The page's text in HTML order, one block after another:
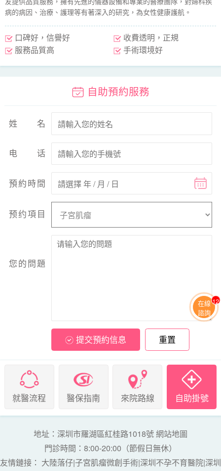
病的病因、治療、護理等有著深入的研究，為女性健康護航。
口碑好，信譽好
服務品質高
收費透明，正規
手術環境好
自助預約服務
姓名
电话
預約時間
预约項目
您的問題
提交預約信息 重置
就醫流程 醫保指南 來院路線 自助掛號
地址：深圳市羅湖區紅桂路1018號網站地圖
門診時間：8:00-20:00（節假日無休）
友情鏈接： 大陸落仔|子宮肌瘤微創手術|深圳不孕不育醫院|深圳
在線
諮詢
12